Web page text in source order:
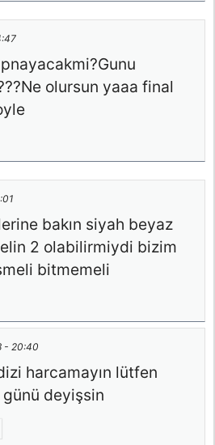
olursun yaaa final
bakın siyah beyaz
2 olabilirmiydi bizim
bitmemeli
- 20:40
harcamayın lütfen
deyişsin